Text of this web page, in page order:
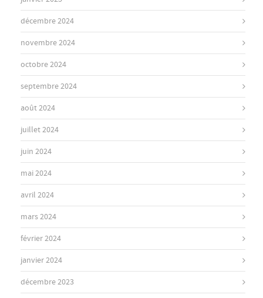
décembre 2024
novembre 2024
octobre 2024
septembre 2024
août 2024
juillet 2024
juin 2024
mai 2024
avril 2024
mars 2024
février 2024
janvier 2024
décembre 2023